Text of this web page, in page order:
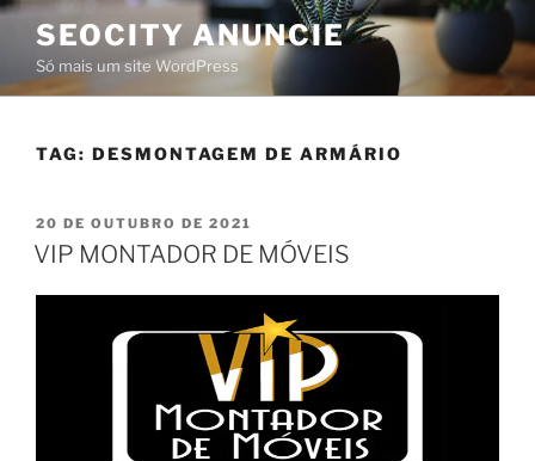
SEOCITY ANUNCIE
Só mais um site WordPress
TAG: DESMONTAGEM DE ARMÁRIO
20 DE OUTUBRO DE 2021
VIP MONTADOR DE MÓVEIS